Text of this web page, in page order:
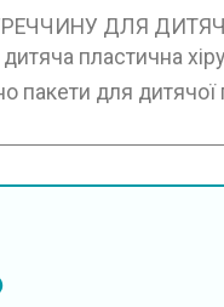
ДЛЯ
пластична
пакети для дитячої